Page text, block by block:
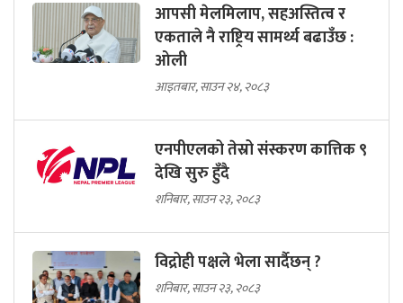
आपसी मेलमिलाप, सहअस्तित्व र
एकताले नै राष्ट्रिय सामर्थ्य बढाउँछ :
ओली
आइतबार, साउन २४, २०८३
एनपीएलको तेस्रो संस्करण कात्तिक ९
देखि सुरु हुँदै
शनिबार, साउन २३, २०८३
विद्रोही पक्षले भेला सार्दैछन् ?
शनिबार, साउन २३, २०८३